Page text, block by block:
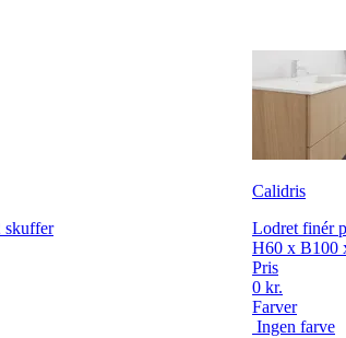
skuffer
Calidris
Lodret finér
H60 x B100
Pris
0 kr.
Farver
Ingen farve